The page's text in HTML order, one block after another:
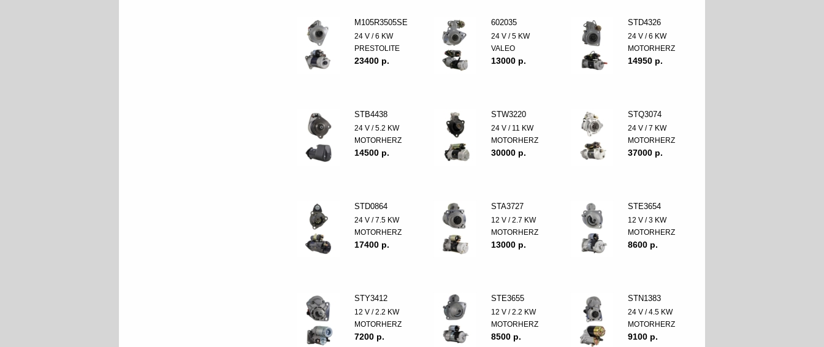
M105R3505SE
24 V / 6 KW
PRESTOLITE
23400 p.
602035
24 V / 5 KW
VALEO
13000 p.
STD4326
24 V / 6 KW
MOTORHERZ
14950 p.
STB4438
24 V / 5.2 KW
MOTORHERZ
14500 p.
STW3220
24 V / 11 KW
MOTORHERZ
30000 p.
STQ3074
24 V / 7 KW
MOTORHERZ
37000 p.
STD0864
24 V / 7.5 KW
MOTORHERZ
17400 p.
STA3727
12 V / 2.7 KW
MOTORHERZ
13000 p.
STE3654
12 V / 3 KW
MOTORHERZ
8600 p.
STY3412
12 V / 2.2 KW
MOTORHERZ
7200 p.
STE3655
12 V / 2.2 KW
MOTORHERZ
8500 p.
STN1383
24 V / 4.5 KW
MOTORHERZ
9100 p.